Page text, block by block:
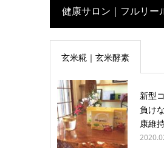
健康サロン｜フルリー
玄米糀｜玄米酵素
新型
負け
康維